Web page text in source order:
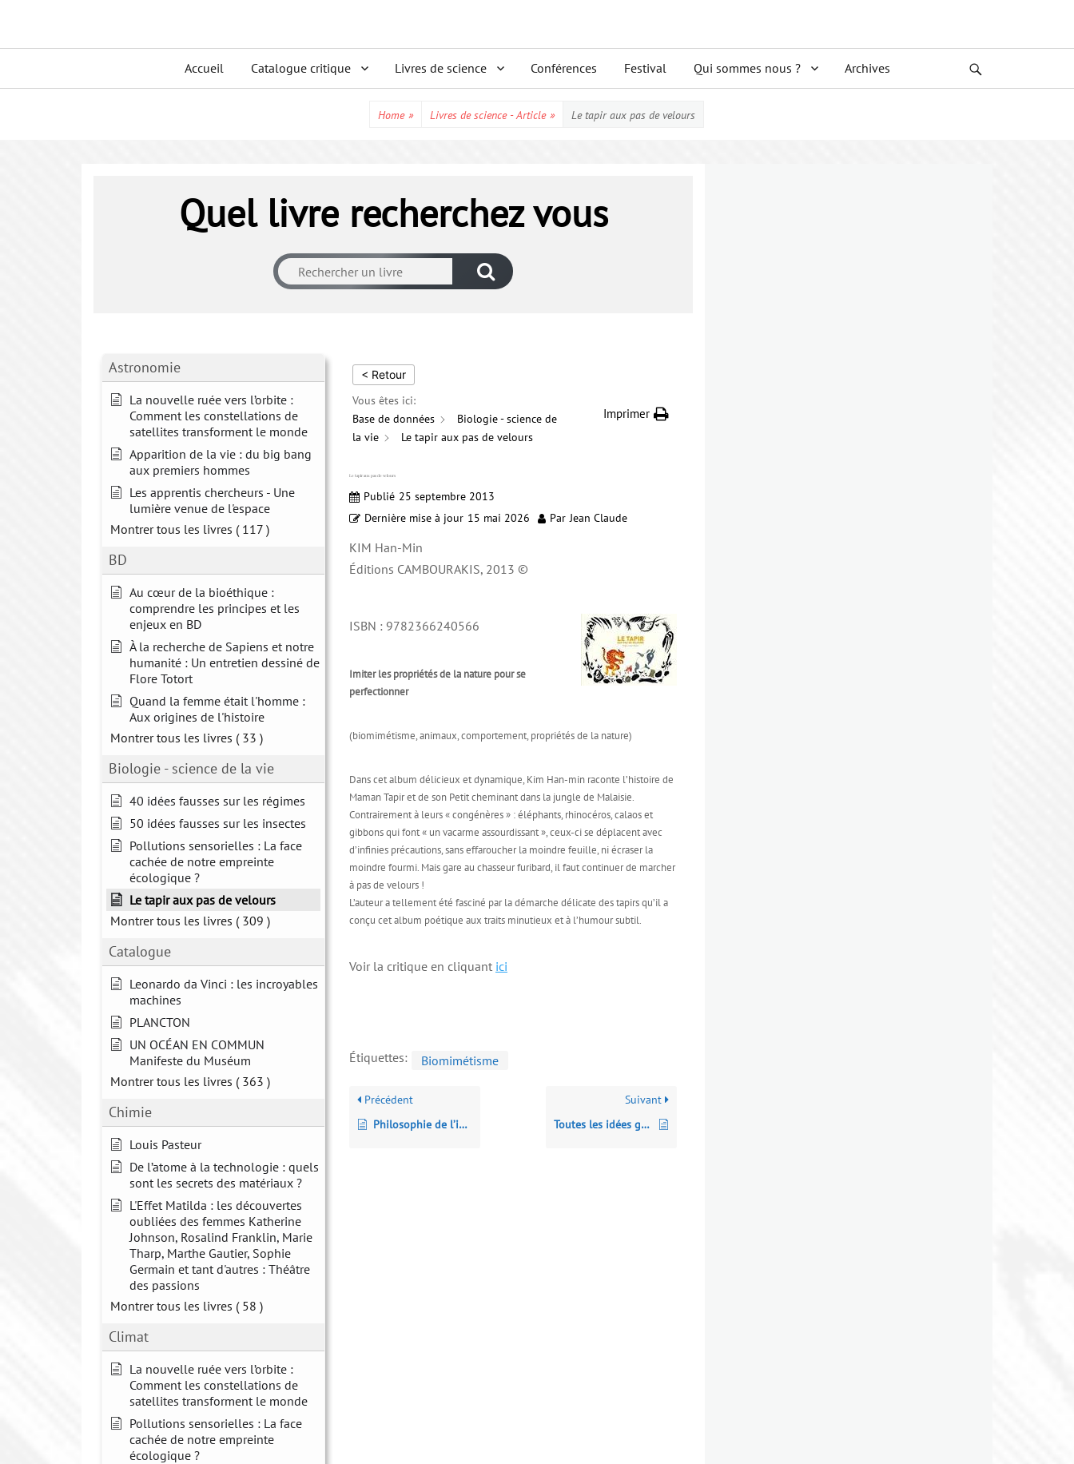
menu
Accueil Catalogue critique Livres de science Conférences Festival Qui sommes nous ? Archives
Home » Livres de science - Article » Le tapir aux pas de velours
Quel livre recherchez vous
Astronomie
La nouvelle ruée vers l’orbite :
Comment les constellations de
satellites transforment le monde
Apparition de la vie : du big bang
aux premiers hommes
Les apprentis chercheurs - Une
lumière venue de l'espace
Montrer tous les livres ( 117 )
BD
Au cœur de la bioéthique :
comprendre les principes et les
enjeux en BD
À la recherche de Sapiens et notre
humanité : Un entretien dessiné de
Flore Totort
Quand la femme était l'homme :
Aux origines de l'histoire
Montrer tous les livres ( 33 )
Biologie - science de la vie
40 idées fausses sur les régimes
50 idées fausses sur les insectes
Pollutions sensorielles : La face
cachée de notre empreinte
écologique ?
Le tapir aux pas de velours
Montrer tous les livres ( 309 )
Catalogue
Leonardo da Vinci : les incroyables
machines
PLANCTON
UN OCÉAN EN COMMUN
Manifeste du Muséum
Montrer tous les livres ( 363 )
Chimie
Louis Pasteur
De l’atome à la technologie : quels
sont les secrets des matériaux ?
L'Effet Matilda : les découvertes
oubliées des femmes Katherine
Johnson, Rosalind Franklin, Marie
Tharp, Marthe Gautier, Sophie
Germain et tant d'autres : Théâtre
des passions
Montrer tous les livres ( 58 )
Climat
La nouvelle ruée vers l’orbite :
Comment les constellations de
satellites transforment le monde
Pollutions sensorielles : La face
cachée de notre empreinte
écologique ?
< Retour
Vous êtes ici:
Base de données
Biologie - science de
la vie
Le tapir aux pas de velours
Imprimer
Le tapir aux pas de velours
Publié 25 septembre 2013
Dernière mise à jour 15 mai 2026 Par Jean Claude
KIM Han-Min
Éditions CAMBOURAKIS, 2013 ©
ISBN : 9782366240566
Imiter les propriétés de la nature pour se
perfectionner
(biomimétisme, animaux, comportement, propriétés de la nature)
Dans cet album délicieux et dynamique, Kim Han-min raconte l’histoire de
Maman Tapir et de son Petit cheminant dans la jungle de Malaisie.
Contrairement à leurs « congénères » : éléphants, rhinocéros, calaos et
gibbons qui font « un vacarme assourdissant », ceux-ci se déplacent avec
d’infinies précautions, sans effaroucher la moindre feuille, ni écraser la
moindre fourmi. Mais gare au chasseur furibard, il faut continuer de marcher
à pas de velours !
L’auteur a tellement été fasciné par la démarche délicate des tapirs qu’il a
conçu cet album poétique aux traits minutieux et à l’humour subtil.
Voir la critique en cliquant ici
Étiquettes: Biomimétisme
Précédent
Philosophie de l’insecte
Suivant
Toutes les idées géniales qu’on a piquées à la nature